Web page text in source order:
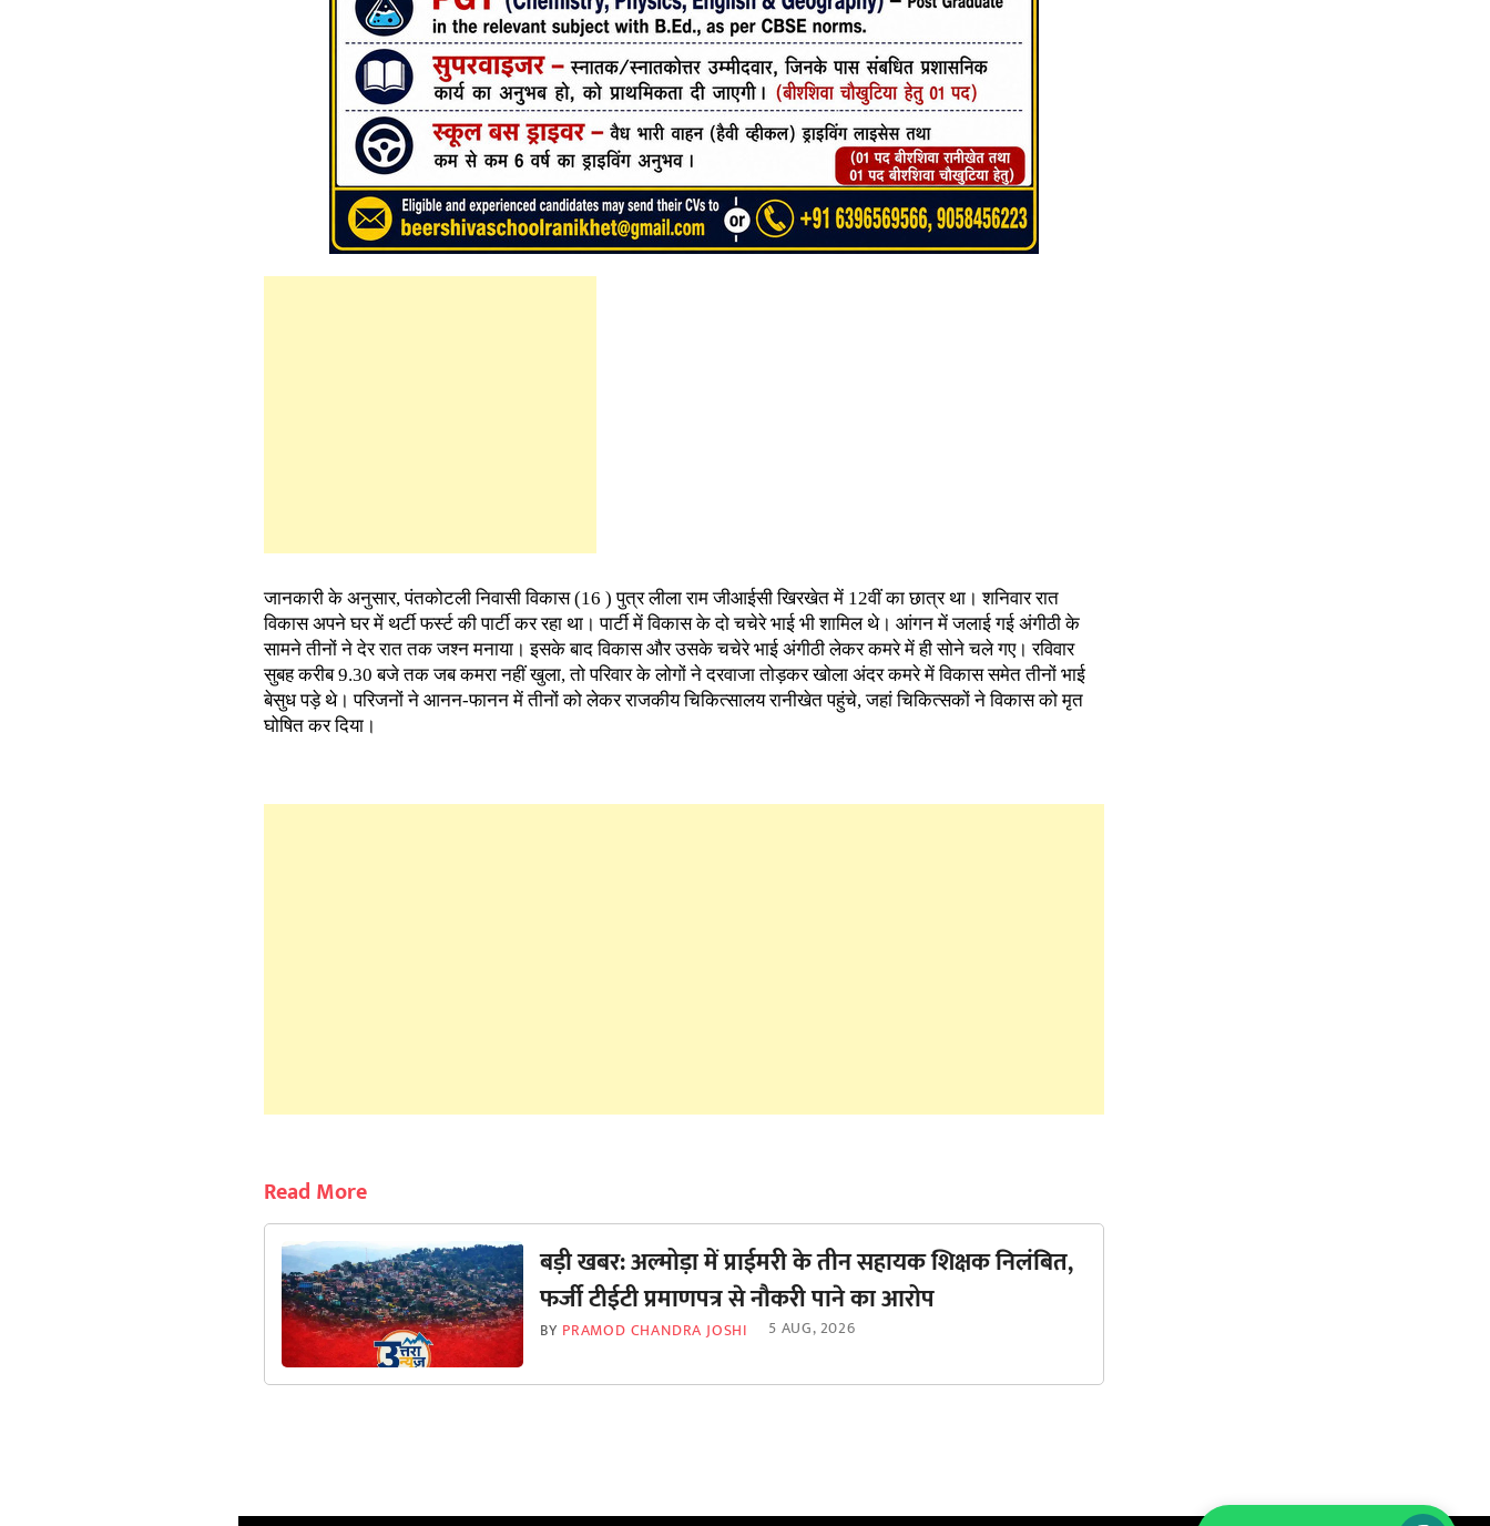
जानकारी के अनुसार, पंतकोटली निवासी विकास (16 ) पुत्र लीला राम जीआईसी खिरखेत में 12वीं का छात्र था। शनिवार रात
विकास अपने घर में थर्टी फर्स्ट की पार्टी कर रहा था। पार्टी में विकास के दो चचेरे भाई भी शामिल थे। आंगन में जलाई गई अंगीठी के
सामने तीनों ने देर रात तक जश्न मनाया। इसके बाद विकास और उसके चचेरे भाई अंगीठी लेकर कमरे में ही सोने चले गए। रविवार
सुबह करीब 9.30 बजे तक जब कमरा नहीं खुला, तो परिवार के लोगों ने दरवाजा तोड़कर खोला अंदर कमरे में विकास समेत तीनों भाई
बेसुध पड़े थे। परिजनों ने आनन-फानन में तीनों को लेकर राजकीय चिकित्सालय रानीखेत पहुंचे, जहां चिकित्सकों ने विकास को मृत
घोषित कर दिया।
Read More
बड़ी खबर: अल्मोड़ा में प्राईमरी के तीन सहायक शिक्षक निलंबित,
फर्जी टीईटी प्रमाणपत्र से नौकरी पाने का आरोप
BY PRAMOD CHANDRA JOSHI 5 AUG, 2026